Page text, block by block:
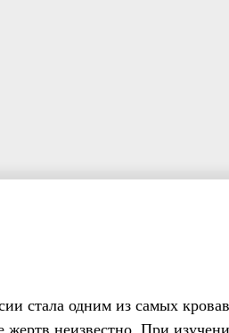
стала одним из самых
жертв неизвестно. При